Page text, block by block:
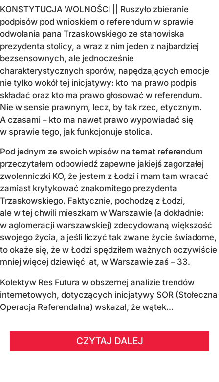
KONSTYTUCJA WOLNOŚCI || Ruszyło zbieranie
podpisów pod wnioskiem o referendum w sprawie
odwołania pana Trzaskowskiego ze stanowiska
prezydenta stolicy, a wraz z nim jeden z najbardziej
bezsensownych, ale jednocześnie
charakterystycznych sporów, napędzających emocje
nie tylko wokół tej inicjatywy: kto ma prawo podpis
składać oraz kto ma prawo głosować w referendum.
Nie w sensie prawnym, lecz, by tak rzec, etycznym.
A czasami – kto ma nawet prawo wypowiadać się
w sprawie tego, jak funkcjonuje stolica.
Pod jednym ze swoich wpisów na temat referendum
przeczytałem odpowiedź zapewne jakiejś zagorzałej
zwolenniczki KO, że jestem z Łodzi i mam tam wracać
zamiast krytykować znakomitego prezydenta
Trzaskowskiego. Faktycznie, pochodzę z Łodzi,
ale w tej chwili mieszkam w Warszawie (a dokładnie:
w aglomeracji warszawskiej) zdecydowaną większość
swojego życia, a jeśli liczyć tak zwane życie świadome,
to okaże się, że w Łodzi spędziłem ważnych oczywiście
mniej więcej dziewięć lat, w Warszawie zaś – 33.
Kolektyw Res Futura w obszernej analizie trendów
internetowych, dotyczących inicjatywy SOR (Stołeczna
Operacja Referendalna) wskazał, że wątek...
CZYTAJ DALEJ